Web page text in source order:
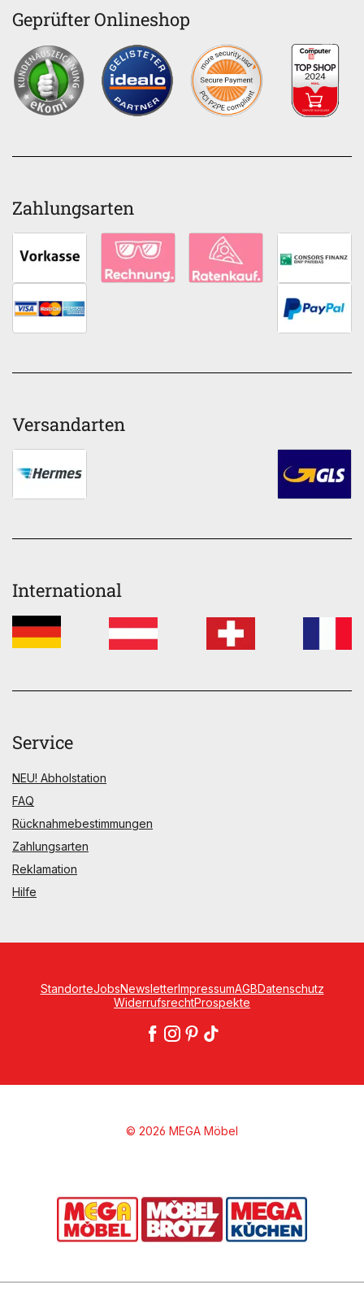
Geprüfter Onlineshop
Zahlungsarten
Versandarten
International
Service
NEU! Abholstation
FAQ
Rücknahmebestimmungen
Zahlungsarten
Reklamation
Hilfe
StandorteJobsNewsletterImpressumAGBDatenschutz
WiderrufsrechtProspekte
© 2026 MEGA Möbel